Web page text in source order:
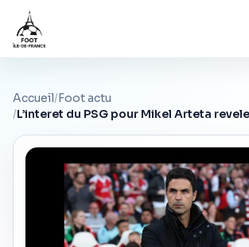
Accueil/Foot actu
/L’interet du PSG pour Mikel Arteta revele